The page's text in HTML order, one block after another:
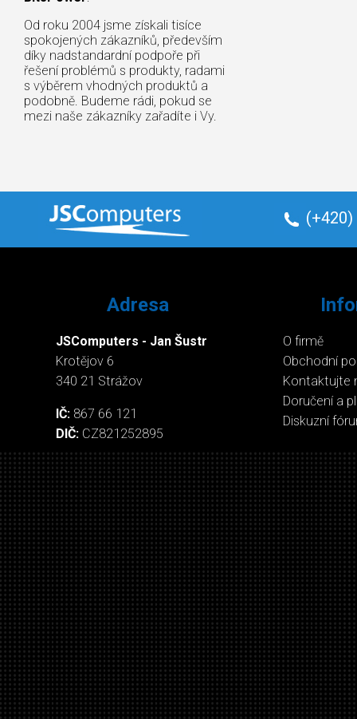
Od roku 2004 jsme získali tisíce
spokojených zákazníků, především
díky nadstandardní podpoře při
řešení problémů s produkty, radami
s výběrem vhodných produktů a
podobně. Budeme rádi, pokud se
mezi naše zákazníky zařadíte i Vy.
(+420)
Adresa
JSComputers - Jan Šustr
Krotějov 6
340 21 Strážov
IČ: 867 66 121
DIČ: CZ821252895
O firmě
Obchodní
Kontaktujte
Doručení a
Diskuzní